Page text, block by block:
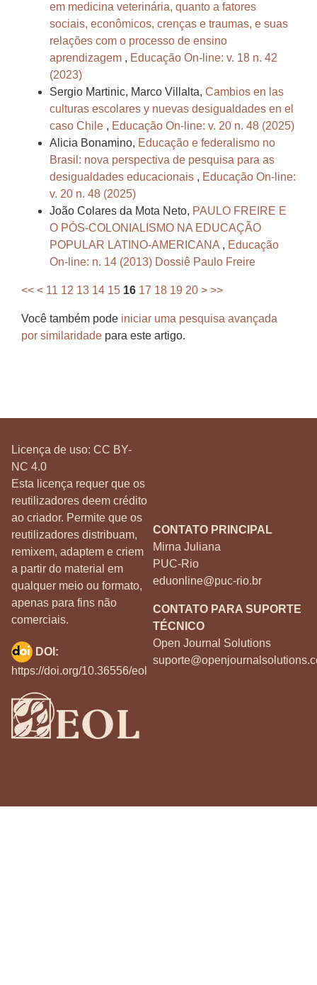
em medicina veterinária, quanto a fatores
sociais, econômicos, crenças e traumas, e suas
relações com o processo de ensino
aprendizagem , Educação On-line: v. 18 n. 42
(2023)
Sergio Martinic, Marco Villalta, Cambios en las
culturas escolares y nuevas desigualdades en el
caso Chile , Educação On-line: v. 20 n. 48 (2025)
Alicia Bonamino, Educação e federalismo no
Brasil: nova perspectiva de pesquisa para as
desigualdades educacionais , Educação On-line:
v. 20 n. 48 (2025)
João Colares da Mota Neto, PAULO FREIRE E
O PÓS-COLONIALISMO NA EDUCAÇÃO
POPULAR LATINO-AMERICANA , Educação
On-line: n. 14 (2013) Dossiê Paulo Freire
<< < 11 12 13 14 15 16 17 18 19 20 > >>
Você também pode iniciar uma pesquisa avançada
por similaridade para este artigo.
Licença de uso: CC BY-
NC 4.0
Esta licença requer que os
reutilizadores deem crédito
ao criador. Permite que os
reutilizadores distribuam,
remixem, adaptem e criem
a partir do material em
qualquer meio ou formato,
apenas para fins não
comerciais.
CONTATO PRINCIPAL
Mirna Juliana
PUC-Rio
eduonline@puc-rio.br
CONTATO PARA SUPORTE
TÉCNICO
Open Journal Solutions
DOI:
https://doi.org/10.36556/eol